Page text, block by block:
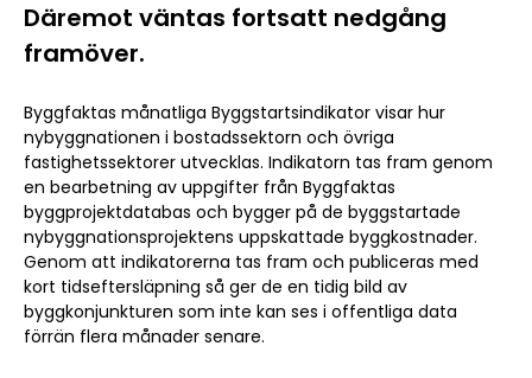
Däremot väntas fortsatt nedgång
framöver.
Byggfaktas månatliga Byggstartsindikator visar hur
nybyggnationen i bostadssektorn och övriga
fastighetssektorer utvecklas. Indikatorn tas fram genom
en bearbetning av uppgifter från Byggfaktas
byggprojektdatabas och bygger på de byggstartade
nybyggnationsprojektens uppskattade byggkostnader.
Genom att indikatorerna tas fram och publiceras med
kort tidseftersläpning så ger de en tidig bild av
byggkonjunkturen som inte kan ses i offentliga data
förrän flera månader senare.